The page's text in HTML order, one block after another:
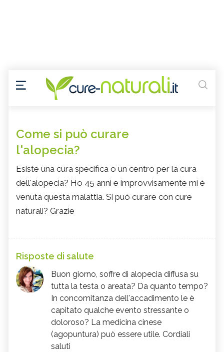
Come si può curare
l'alopecia?
Esiste una cura specifica o un centro per la cura
dell'alopecia? Ho 45 anni e improvvisamente mi è
venuta questa malattia. Si può curare con cure
naturali? Grazie
Risposte di salute
Buon giorno, soffre di alopecia diffusa su
tutta la testa o areata? Da quanto tempo?
In concomitanza dell'accadimento le è
capitato qualche evento stressante o
doloroso? La medicina cinese
(agopuntura) può essere utile. Cordiali
saluti